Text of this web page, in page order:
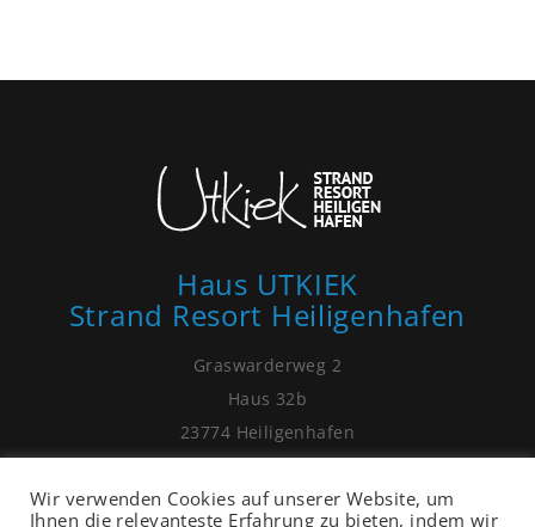
Haus UTKIEK
Strand Resort Heiligenhafen
Graswarderweg 2
Haus 32b
23774 Heiligenhafen
post[at]ostsee-ferienhaus-heiligenhafen.de
Wir verwenden Cookies auf unserer Website, um
Ihnen die relevanteste Erfahrung zu bieten, indem wir